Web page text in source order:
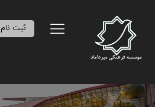
ثبت نام